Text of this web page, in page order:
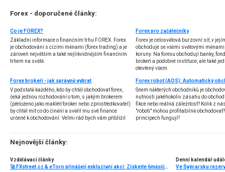
Forex - doporučené články:
Co je FOREX?
Základní informace o finančním trhu FOREX. Forex
je obchodování s cizími měnami (forex trading) a je
zároveň největším a také nejlikvidnějším finančním
trhem na světě.
Forex pro začátečníky
Forex je celosvětová burzovní síť, v
obchoduje se všemi světovými
koruny. Na forexu obchodují banky,
brokeři a podobné instituce, ale také
otevřený všem.
Forex brokeři - jak správně vybrat
V podstatě každého, kdo by chtěl obchodovat forex,
čeká jednou rozhodování o tom, s jakým brokerem
(přeloženo jako makléř/broker nebo zprostředkovatel)
by chtěl mít co do činění a svěřil mu své finance
určené k obchodování. Velmi rád bych vám přiblížil
několik příkladů nejznámějších z nich.
Snem některých obchodníků je
nutnosti jakéhokoliv zásahu do
fikce nebo reálná záležitost? Kolik z
"roboti" mohou profitabilně
principech fungují?
Nejnovější články:
Vzdělávací články
🚀 FXstreet.cz & eToro přinášejí exkluzivní akci: Získejte 6měsíční členství ve VIP zóně ZDARMA
Denní kalendář
Ve Švýcarsku